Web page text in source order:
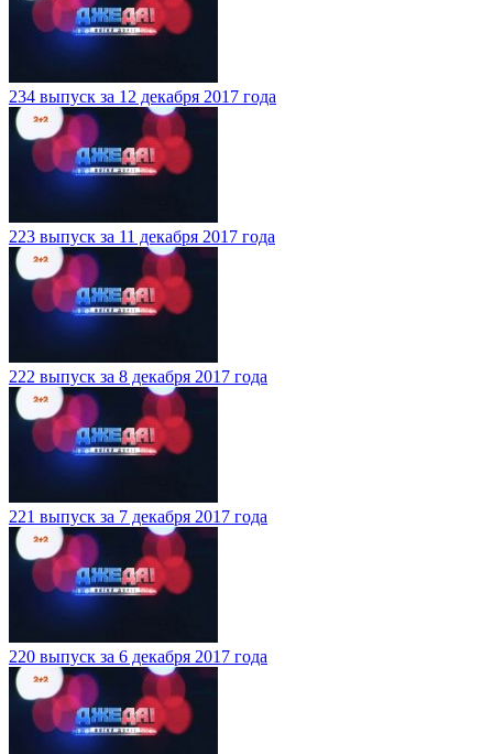
234 выпуск за 12 декабря 2017 года
223 выпуск за 11 декабря 2017 года
222 выпуск за 8 декабря 2017 года
221 выпуск за 7 декабря 2017 года
220 выпуск за 6 декабря 2017 года